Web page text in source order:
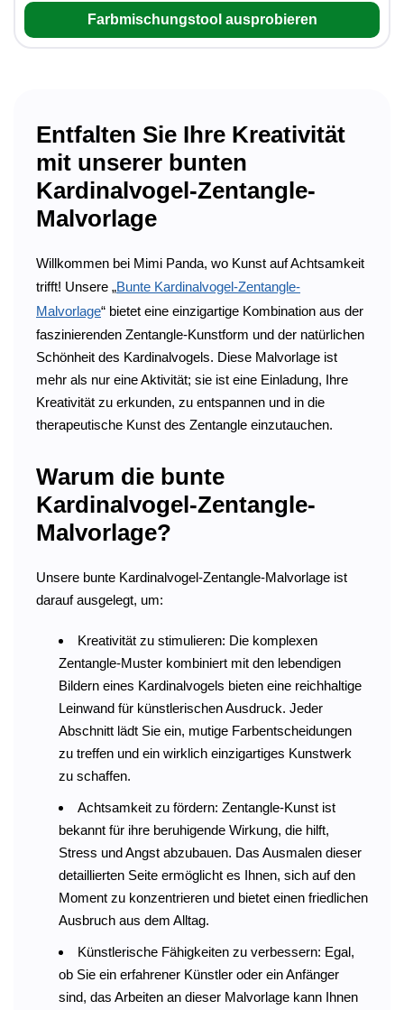
Farbmischungstool ausprobieren
Entfalten Sie Ihre Kreativität
mit unserer bunten
Kardinalvogel-Zentangle-
Malvorlage
Willkommen bei Mimi Panda, wo Kunst auf Achtsamkeit
trifft! Unsere „Bunte Kardinalvogel-Zentangle-
Malvorlage“ bietet eine einzigartige Kombination aus der
faszinierenden Zentangle-Kunstform und der natürlichen
Schönheit des Kardinalvogels. Diese Malvorlage ist
mehr als nur eine Aktivität; sie ist eine Einladung, Ihre
Kreativität zu erkunden, zu entspannen und in die
therapeutische Kunst des Zentangle einzutauchen.
Warum die bunte
Kardinalvogel-Zentangle-
Malvorlage?
Unsere bunte Kardinalvogel-Zentangle-Malvorlage ist
darauf ausgelegt, um:
Kreativität zu stimulieren: Die komplexen
Zentangle-Muster kombiniert mit den lebendigen
Bildern eines Kardinalvogels bieten eine reichhaltige
Leinwand für künstlerischen Ausdruck. Jeder
Abschnitt lädt Sie ein, mutige Farbentscheidungen
zu treffen und ein wirklich einzigartiges Kunstwerk
zu schaffen.
Achtsamkeit zu fördern: Zentangle-Kunst ist
bekannt für ihre beruhigende Wirkung, die hilft,
Stress und Angst abzubauen. Das Ausmalen dieser
detaillierten Seite ermöglicht es Ihnen, sich auf den
Moment zu konzentrieren und bietet einen friedlichen
Ausbruch aus dem Alltag.
Künstlerische Fähigkeiten zu verbessern: Egal,
ob Sie ein erfahrener Künstler oder ein Anfänger
sind, das Arbeiten an dieser Malvorlage kann Ihnen